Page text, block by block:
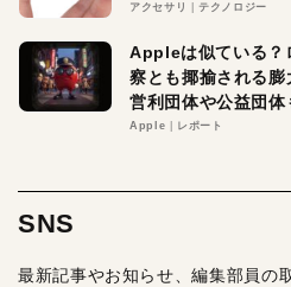
アクセサリ テクノロジー
Appleは似ている？
察とも揶揄される
営利団体や公益団
る理由とは
Apple レポート
SNS
最新記事やお知らせ、編集部員の